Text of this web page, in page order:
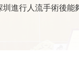
進行人流手術後能